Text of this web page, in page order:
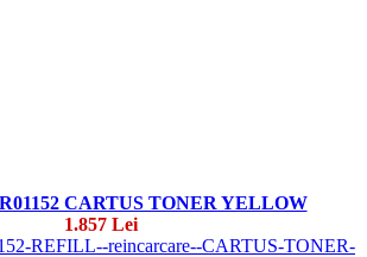
CARTUS TONER YELLOW
1.857 Lei